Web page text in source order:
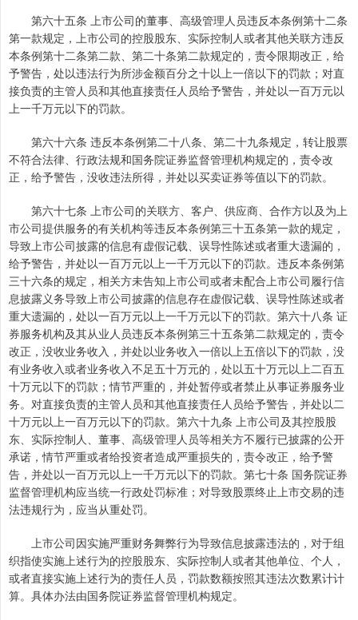
第六十五条 上市公司的董事、高级管理人员违反本条例第十二条
第一款规定，上市公司的控股股东、实际控制人或者其他关联方违反
本条例第十二条第二款、第二十条第二款规定的，责令限期改正，给
予警告，处以违法行为所涉金额百分之十以上一倍以下的罚款；对直
接负责的主管人员和其他直接责任人员给予警告，并处以一百万元以
上一千万元以下的罚款。
第六十六条 违反本条例第二十八条、第二十九条规定，转让股票
不符合法律、行政法规和国务院证券监督管理机构规定的，责令改
正，给予警告，没收违法所得，并处以买卖证券等值以下的罚款。
第六十七条 上市公司的关联方、客户、供应商、合作方以及为上
市公司提供服务的有关机构等违反本条例第三十五条第一款的规定，
导致上市公司披露的信息有虚假记载、误导性陈述或者重大遗漏的，
给予警告，并处以一百万元以上一千万元以下的罚款。违反本条例第
三十六条的规定，相关方未告知上市公司或者未配合上市公司履行信
息披露义务导致上市公司披露的信息存在虚假记载、误导性陈述或者
重大遗漏的，处以一百万元以上一千万元以下的罚款。第六十八条 证
券服务机构及其从业人员违反本条例第三十五条第二款规定的，责令
改正，没收业务收入，并处以业务收入一倍以上五倍以下的罚款，没
有业务收入或者业务收入不足五十万元的，处以五十万元以上二百五
十万元以下的罚款；情节严重的，并处暂停或者禁止从事证券服务业
务。对直接负责的主管人员和其他直接责任人员给予警告，并处以二
十万元以上一百万元以下的罚款。第六十九条 上市公司及其控股股
东、实际控制人、董事、高级管理人员等相关方不履行已披露的公开
承诺，情节严重或者给投资者造成严重损失的，责令改正，给予警
告，并处以一百万元以上一千万元以下的罚款。第七十条 国务院证券
监督管理机构应当统一行政处罚标准；对导致股票终止上市交易的违
法违规行为，应当从重处罚。
上市公司因实施严重财务舞弊行为导致信息披露违法的，对于组
织指使实施上述行为的控股股东、实际控制人或者其他单位、个人，
或者直接实施上述行为的责任人员，罚款数额按照其违法次数累计计
算。具体办法由国务院证券监督管理机构规定。